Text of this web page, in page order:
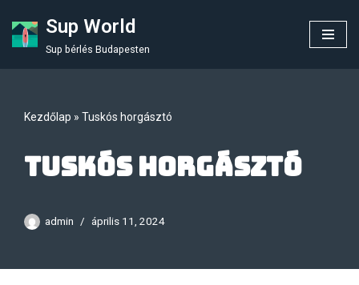
Skip
Sup World
Sup bérlés Budapesten
Kezdőlap » Tuskós horgásztó
Tuskós horgásztó
admin április 11, 2024